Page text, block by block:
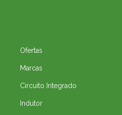
Ofertas
Marcas
Circuito Integrado
Indutor